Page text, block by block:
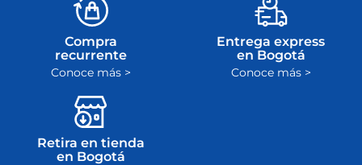
Compra
recurrente
Conoce más >
Entrega express
en Bogotá
Conoce más >
Retira en tienda
en Bogotá